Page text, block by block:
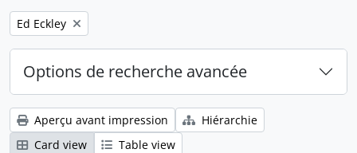
Remove filter:
Ed Eckley
Options de recherche avancée
Aperçu avant impression
Hiérarchie
Card view
Table view